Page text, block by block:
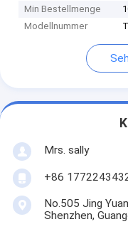
Min Bestellmenge
Modellnummer
Mrs. sally
+86
No.505 Jing
Shenzhen,